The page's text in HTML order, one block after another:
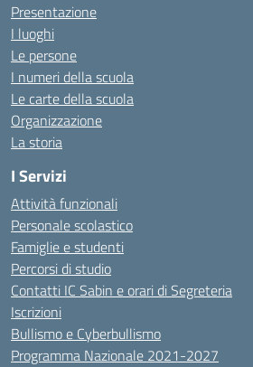
Presentazione
I luoghi
Le persone
I numeri della scuola
Le carte della scuola
Organizzazione
La storia
I Servizi
Attività funzionali
Personale scolastico
Famiglie e studenti
Percorsi di studio
Contatti IC Sabin e orari di Segreteria
Iscrizioni
Bullismo e Cyberbullismo
Programma Nazionale 2021-2027